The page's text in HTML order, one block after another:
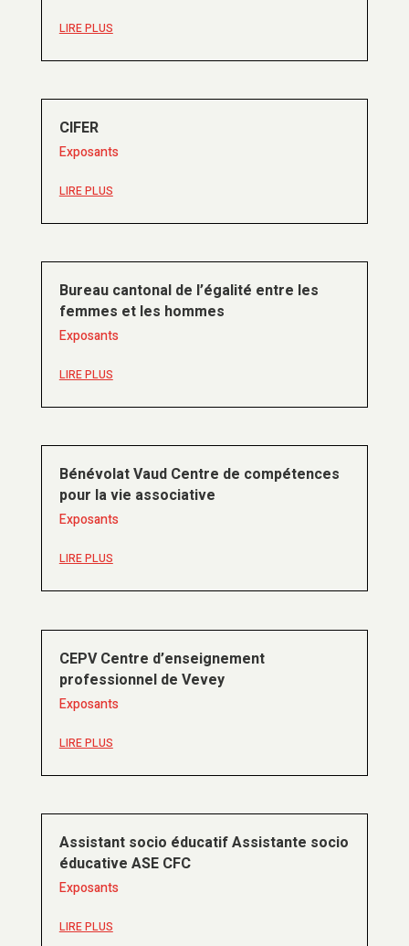
LIRE PLUS
CIFER
Exposants
LIRE PLUS
Bureau cantonal de l’égalité entre les
femmes et les hommes
Exposants
LIRE PLUS
Bénévolat Vaud Centre de compétences
pour la vie associative
Exposants
LIRE PLUS
CEPV Centre d’enseignement
professionnel de Vevey
Exposants
LIRE PLUS
Assistant socio éducatif Assistante socio
éducative ASE CFC
Exposants
LIRE PLUS